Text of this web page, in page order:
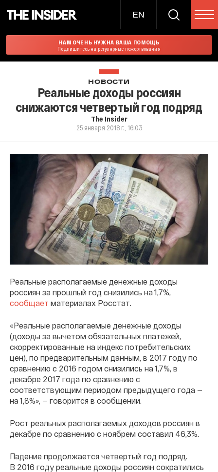
EN
НАМ ОЧЕНЬ НУЖНА ВАША ПОМОЩЬ
Подпишитесь на регулярные пожертвования
НОВОСТИ
Реальные доходы россиян
снижаются четвертый год подряд
The Insider
25 января 2018 г., 16:03
Реальные располагаемые денежные доходы
россиян за прошлый год снизились на 1,7%,
сообщает материалах Росстат.
«Реальные располагаемые денежные доходы
(доходы за вычетом обязательных платежей,
скорректированные на индекс потребительских
цен), по предварительным данным, в 2017 году по
сравнению с 2016 годом снизились на 1,7%, в
декабре 2017 года по сравнению с
соответствующим периодом предыдущего года —
на 1,8%», — говорится в сообщении.
Рост реальных располагаемых доходов россиян в
декабре по сравнению с ноябрем составил 46,3%.
Падение продолжается четвертый год подряд.
В 2016 году реальные доходы россиян сократились